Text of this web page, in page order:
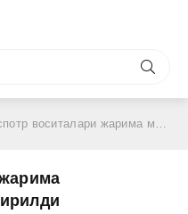
жарима майдончасига жойлаштирилди